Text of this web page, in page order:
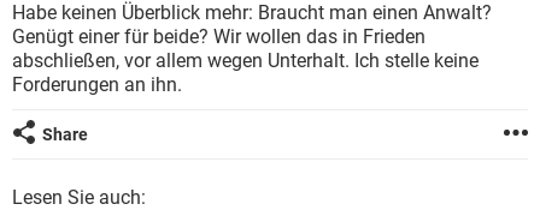
Habe keinen Überblick mehr: Braucht man einen Anwalt?
Genügt einer für beide? Wir wollen das in Frieden
abschließen, vor allem wegen Unterhalt. Ich stelle keine
Forderungen an ihn.
Share
Lesen Sie auch: